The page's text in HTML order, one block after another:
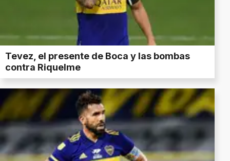
Tevez, el presente de Boca y las bombas
contra Riquelme